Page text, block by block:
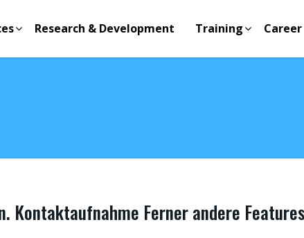
Research & Development Training Career
Kontaktaufnahme Ferner andere Features